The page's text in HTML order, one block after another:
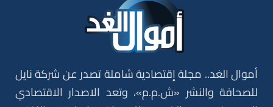
أموال الغد.. مجلة إقتصادية شاملة تصدر عن شركة نايل
للصحافة والنشر «ش.م.م»، وتعد الاصدار الاقتصادي